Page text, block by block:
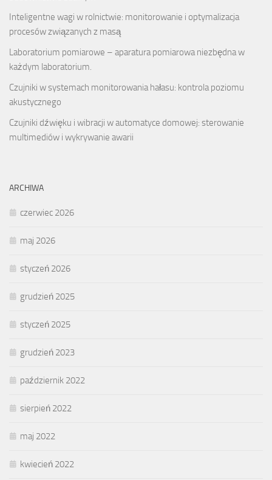
Inteligentne wagi w rolnictwie: monitorowanie i optymalizacja
procesów związanych z masą
Laboratorium pomiarowe – aparatura pomiarowa niezbędna w
każdym laboratorium.
Czujniki w systemach monitorowania hałasu: kontrola poziomu
akustycznego
Czujniki dźwięku i wibracji w automatyce domowej: sterowanie
multimediów i wykrywanie awarii
ARCHIWA
czerwiec 2026
maj 2026
styczeń 2026
grudzień 2025
styczeń 2025
grudzień 2023
październik 2022
sierpień 2022
maj 2022
kwiecień 2022